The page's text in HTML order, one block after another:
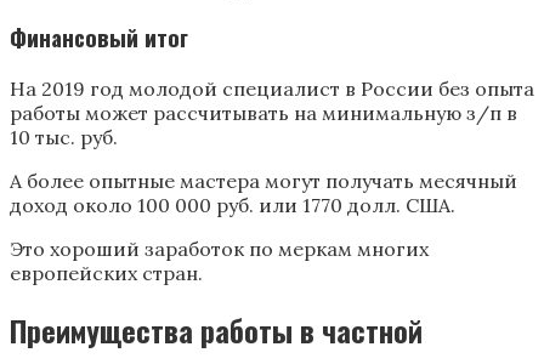
Финансовый итог
На 2019 год молодой специалист в России без опыта
работы может рассчитывать на минимальную з/п в
10 тыс. руб.
А более опытные мастера могут получать месячный
доход около 100 000 руб. или 1770 долл. США.
Это хороший заработок по меркам многих
европейских стран.
Преимущества работы в частной